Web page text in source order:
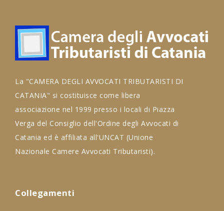
La "CAMERA DEGLI AVVOCATI TRIBUTARISTI DI
CATANIA" si costituisce come libera
associazione nel 1999 presso i locali di Piazza
Verga del Consiglio dell'Ordine degli Avvocati di
Catania ed è affiliata all'UNCAT (Unione
Nazionale Camere Avvocati Tributaristi).
Collegamenti